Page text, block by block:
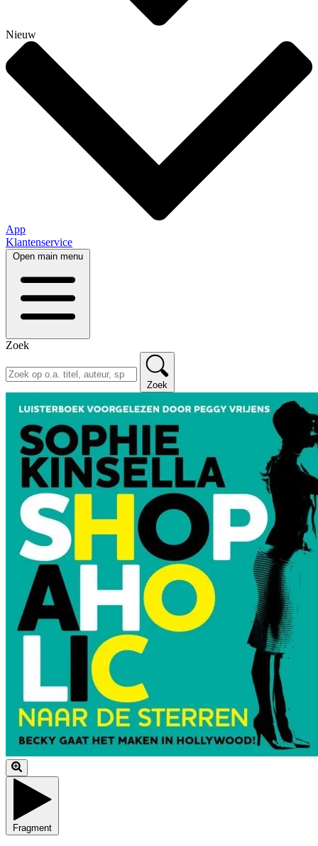
Nieuw
App
Klantenservice
Open main menu
Zoek
Zoek
Fragment